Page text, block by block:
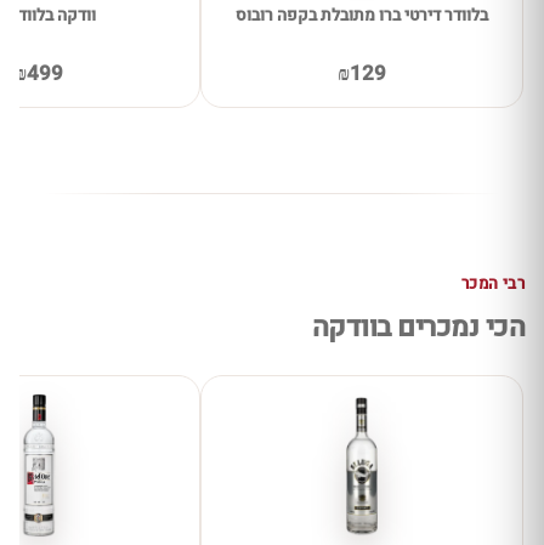
בלוודר דירטי ברו מתובלת בקפה רובוס
₪129
וודקה בלוודיר 10
₪499
רבי המכר
הכי נמכרים בוודקה